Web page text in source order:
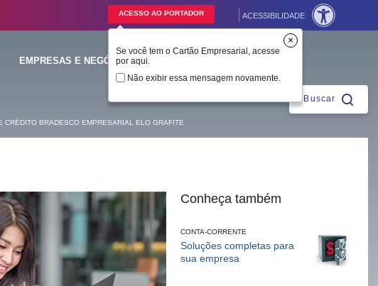
EMPRESAS E NEGÓCIOS
BRADESCO PARA
Buscar
CRÉDITO BRADESCO EMPRESARIAL ELO GRAFITE
Conheça também
CONTA-CORRENTE
Soluções completas para
sua empresa
ACESSO AO PORTADOR
×
Se você tem o Cartão Empresarial, acesse
por aqui.
Não exibir essa mensagem novamente.
ACESSIBILIDADE